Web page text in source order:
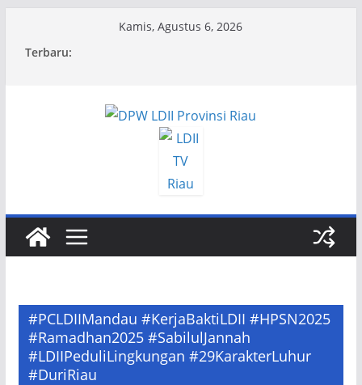
Kamis, Agustus 6, 2026
Terbaru:
#PCLDIIMandau #KerjaBaktiLDII #HPSN2025
#Ramadhan2025 #SabilulJannah
#LDIIPeduliLingkungan #29KarakterLuhur
#DuriRiau